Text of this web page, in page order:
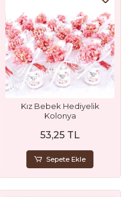
Kız Bebek Hediyelik
Kolonya
53,25 TL
Sepete Ekle